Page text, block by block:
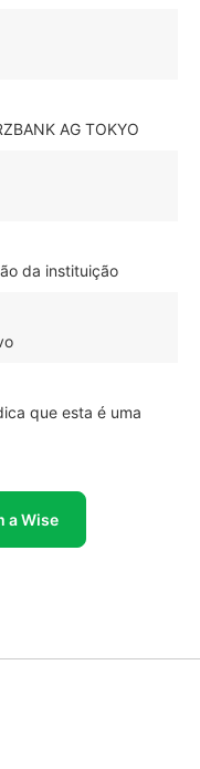
AG TOKYO
da instituição
que esta é uma
a Wise